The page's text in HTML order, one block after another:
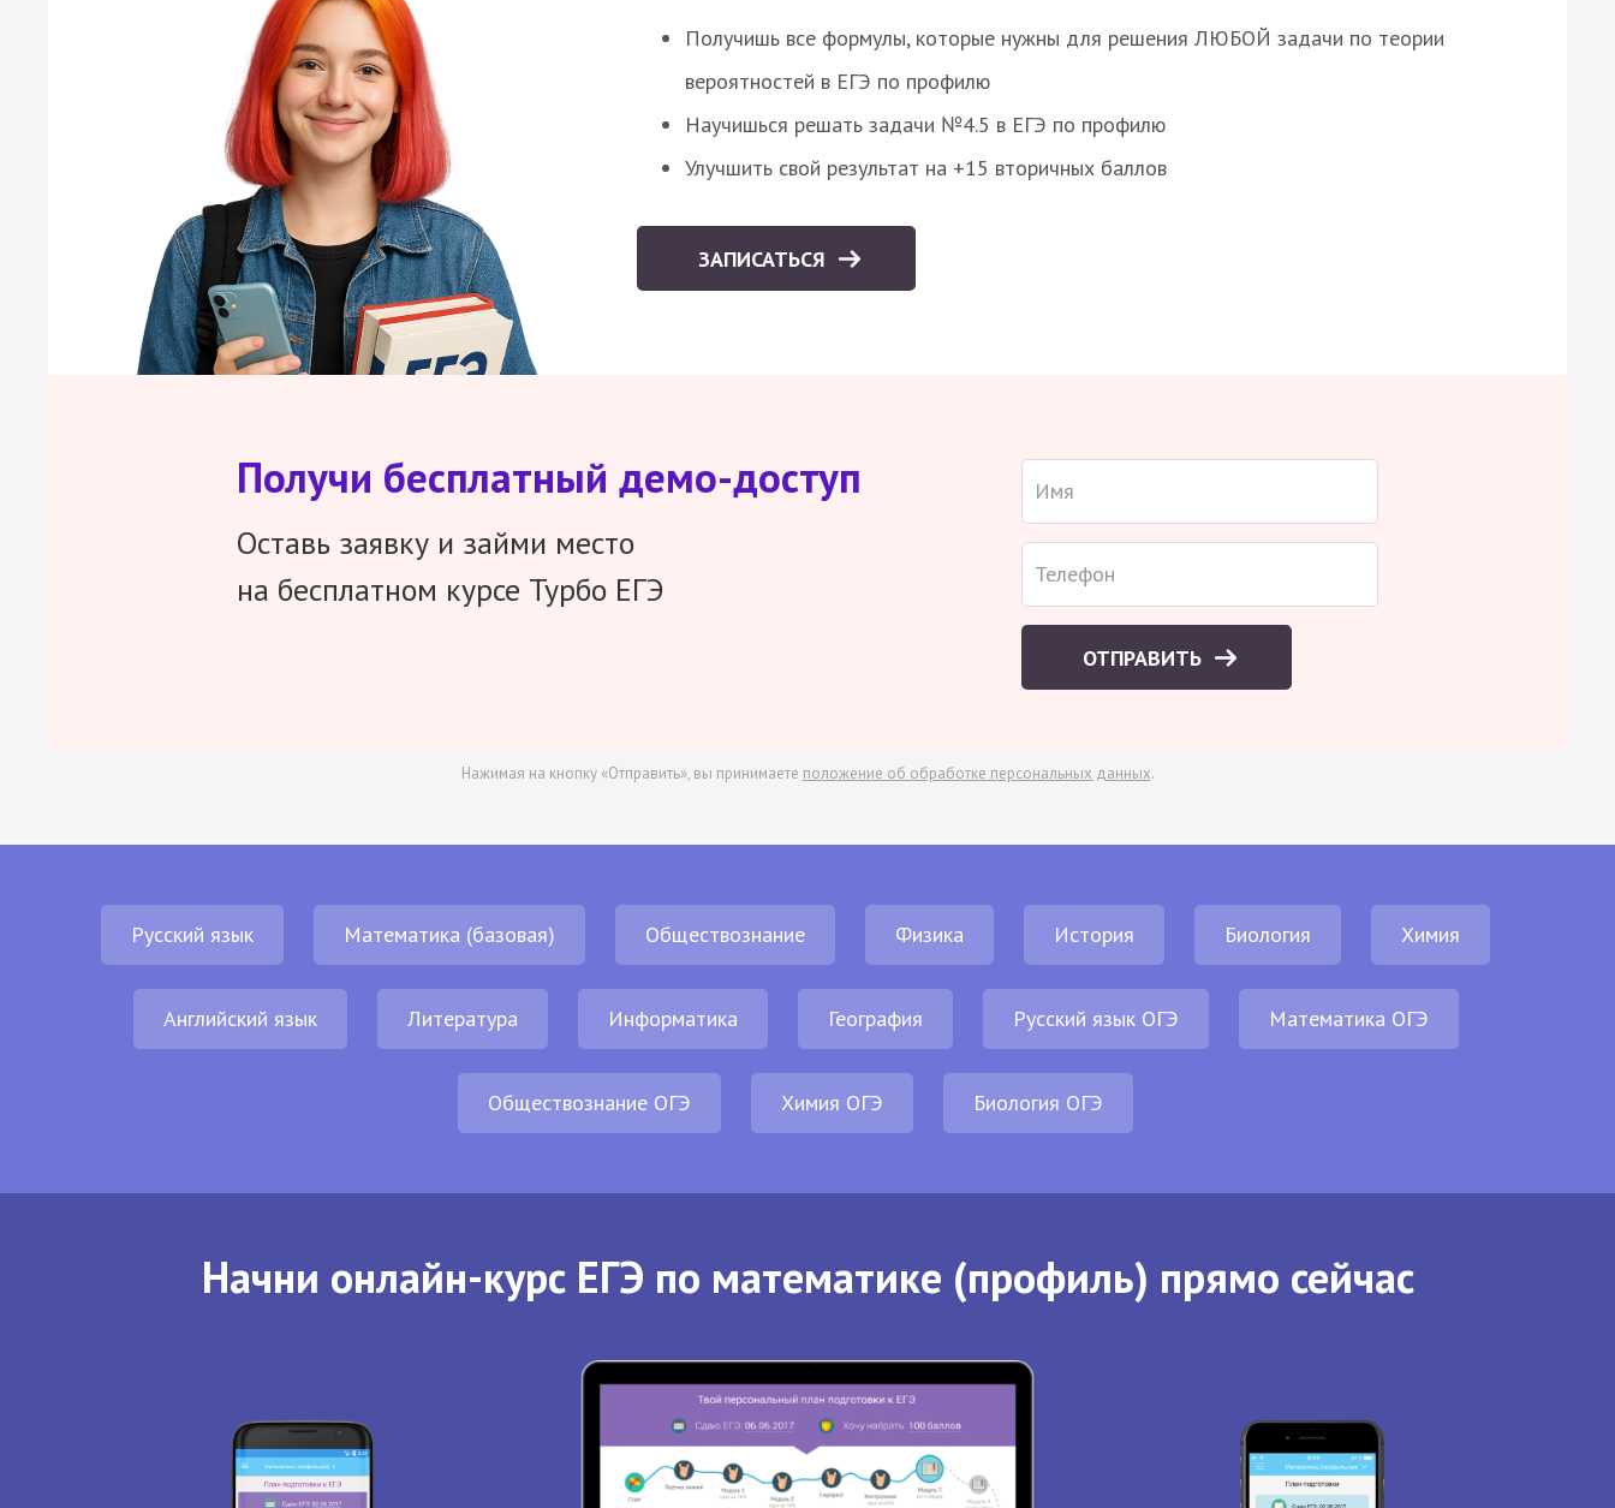
Получишь все формулы, которые нужны для решения ЛЮБОЙ задачи по теории
вероятностей в ЕГЭ по профилю
Научишься решать задачи №4.5 в ЕГЭ по профилю
Улучшить свой результат на +15 вторичных баллов
ЗАПИСАТЬСЯ
Получи бесплатный демо-доступ
Оставь заявку и займи место
на бесплатном курсе Турбо ЕГЭ
ОТПРАВИТЬ
Нажимая на кнопку «Отправить», вы принимаете положение об обработке персональных данных.
Русский язык Математика (базовая) Обществознание Физика История Биология Химия
Английский язык Литература Информатика География Русский язык ОГЭ Математика ОГЭ
Обществознание ОГЭ Химия ОГЭ Биология ОГЭ
Начни онлайн-курс ЕГЭ по математике (профиль) прямо сейчас